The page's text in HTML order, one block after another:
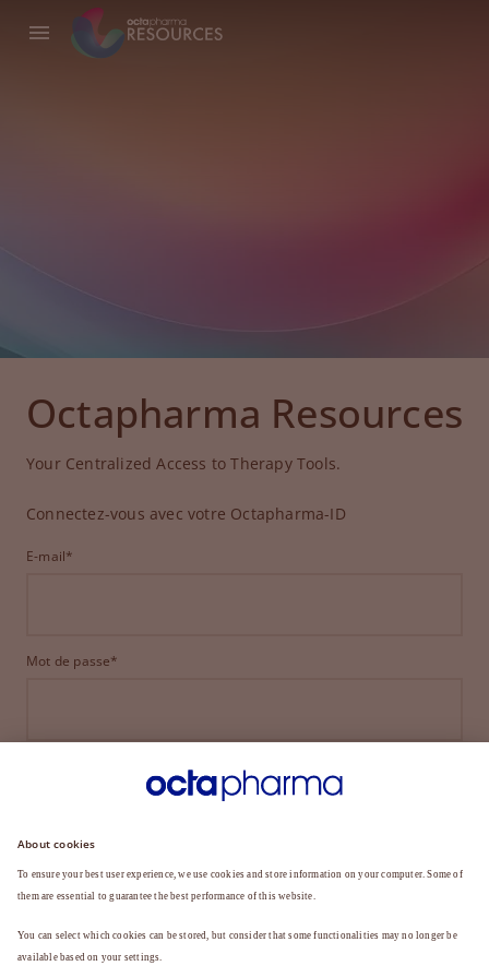
Octapharma Resources
Your Centralized Access to Therapy Tools.
Connectez-vous avec votre Octapharma-ID
E-mail*
Mot de passe*
CONNEXION
MOT DE PASSE OUBLIÉ ?
Vous n'êtes pas encore membre ?